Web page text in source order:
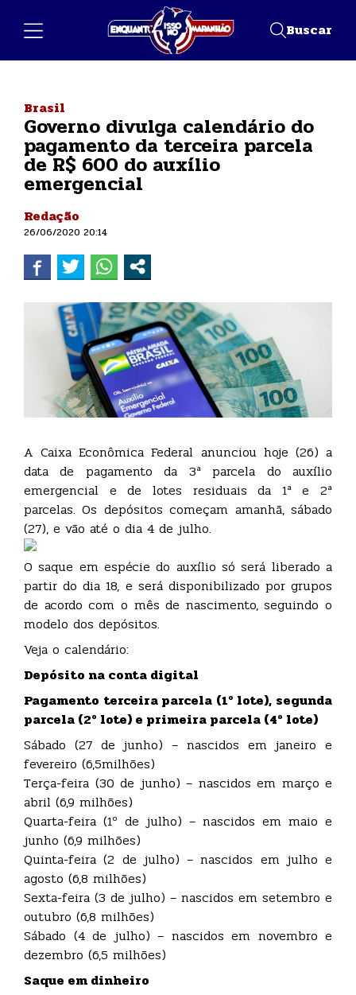
Buscar
Brasil
Governo divulga calendário do
pagamento da terceira parcela
de R$ 600 do auxílio
emergencial
Redação
26/06/2020 20:14
A Caixa Econômica Federal anunciou hoje (26) a
data de pagamento da 3ª parcela do auxílio
emergencial e de lotes residuais da 1ª e 2ª
parcelas. Os depósitos começam amanhã, sábado
(27), e vão até o dia 4 de julho.
O saque em espécie do auxílio só será liberado a
partir do dia 18, e será disponibilizado por grupos
de acordo com o mês de nascimento, seguindo o
modelo dos depósitos.
Veja o calendário:
Depósito na conta digital
Pagamento terceira parcela (1º lote), segunda
parcela (2º lote) e primeira parcela (4º lote)
Sábado (27 de junho) – nascidos em janeiro e
fevereiro (6,5milhões)
Terça-feira (30 de junho) – nascidos em março e
abril (6,9 milhões)
Quarta-feira (1º de julho) – nascidos em maio e
junho (6,9 milhões)
Quinta-feira (2 de julho) – nascidos em julho e
agosto (6,8 milhões)
Sexta-feira (3 de julho) – nascidos em setembro e
outubro (6,8 milhões)
Sábado (4 de julho) – nascidos em novembro e
dezembro (6,5 milhões)
Saque em dinheiro